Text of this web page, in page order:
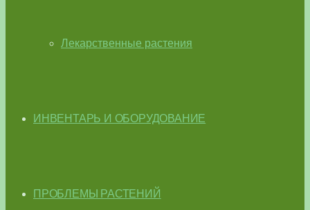
Лекарственные растения
ИНВЕНТАРЬ И ОБОРУДОВАНИЕ
ПРОБЛЕМЫ РАСТЕНИЙ